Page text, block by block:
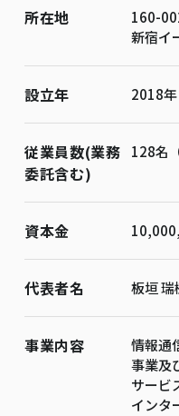
所在地
160-
新宿イ
設立年 2018年
従業員数(業務
委託含む)
128名
資本金
代表者名 板垣 瑞
事業内容
情報通
事業及
サービ
インタ